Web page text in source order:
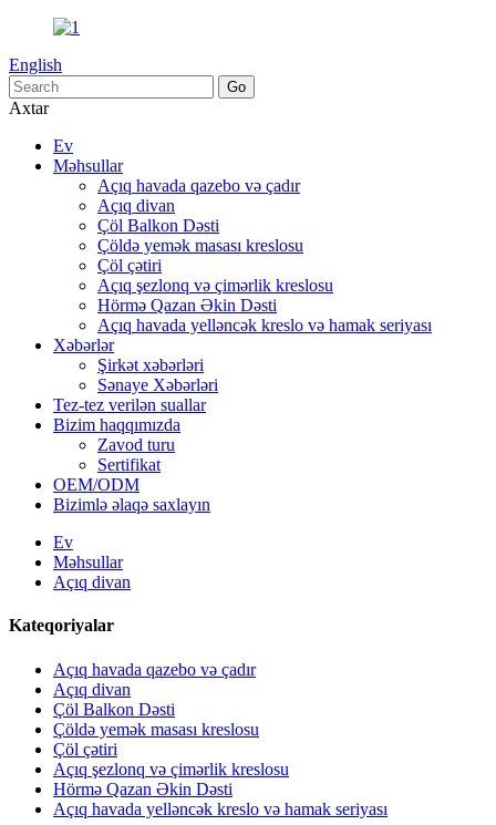
English
Axtar
Ev
Məhsullar
Açıq havada qazebo və çadır
Açıq divan
Çöl Balkon Dəsti
Çöldə yemək masası kreslosu
Çöl çətiri
Açıq şezlonq və çimərlik kreslosu
Hörmə Qazan Əkin Dəsti
Açıq havada yelləncək kreslo və hamak seriyası
Xəbərlər
Şirkət xəbərləri
Sənaye Xəbərləri
Tez-tez verilən suallar
Bizim haqqımızda
Zavod turu
Sertifikat
OEM/ODM
Bizimlə əlaqə saxlayın
Ev
Məhsullar
Açıq divan
Kateqoriyalar
Açıq havada qazebo və çadır
Açıq divan
Çöl Balkon Dəsti
Çöldə yemək masası kreslosu
Çöl çətiri
Açıq şezlonq və çimərlik kreslosu
Hörmə Qazan Əkin Dəsti
Açıq havada yelləncək kreslo və hamak seriyası